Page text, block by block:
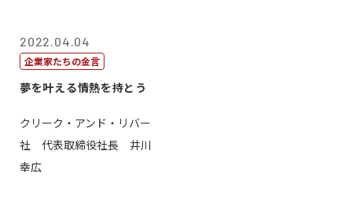
2022.04.04
企業家たちの金言
夢を叶える情熱を持とう
クリーク・アンド・リバー
社 代表取締役社長 井川
幸広